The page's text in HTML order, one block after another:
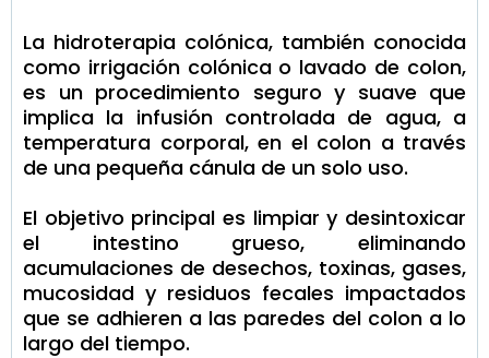
La hidroterapia colónica, también conocida
como irrigación colónica o lavado de colon,
es un procedimiento seguro y suave que
implica la infusión controlada de agua, a
temperatura corporal, en el colon a través
de una pequeña cánula de un solo uso.
El objetivo principal es limpiar y desintoxicar
el intestino grueso, eliminando
acumulaciones de desechos, toxinas, gases,
mucosidad y residuos fecales impactados
que se adhieren a las paredes del colon a lo
largo del tiempo.